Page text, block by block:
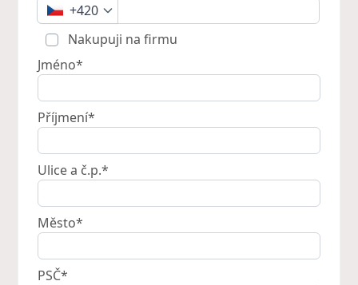
+420
Nakupuji na firmu
Jméno*
Příjmení*
Ulice a č.p.*
Město*
PSČ*